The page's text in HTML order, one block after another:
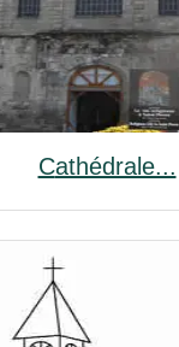
Cathédrale...